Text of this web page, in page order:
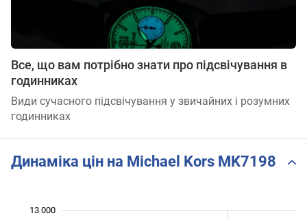
Все, що вам потрібно знати про підсвічування в
годинниках
Види сучасного підсвічування у звичайних і розумних
годинниках
Динаміка цін на Michael Kors MK7198
13 000